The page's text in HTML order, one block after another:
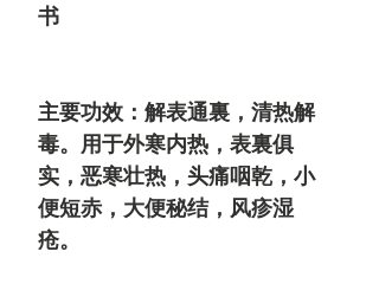
书
主要功效：解表通裏，清热解
毒。用于外寒内热，表裏俱
实，恶寒壮热，头痛咽乾，小
便短赤，大便秘结，风疹湿
疮。